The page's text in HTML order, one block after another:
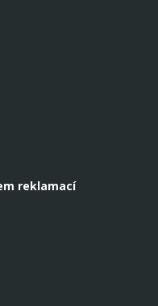
reklamací